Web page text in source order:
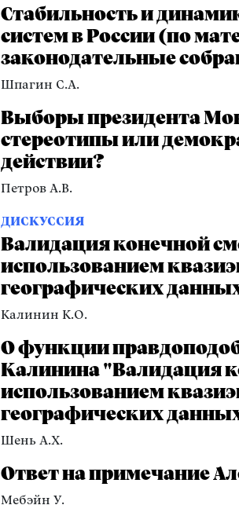
Стабильность и
систем в России (по
законодательные
Шпагин С.А.
Выборы президента
стереотипы или
действии?
Петров А.В.
ДИСКУССИЯ
Валидация конечной
использованием
географических
Калинин К.О.
О функции
Калинина "Валидация
использованием
географических
Шень А.Х.
Ответ на примечание
Мебэйн У.